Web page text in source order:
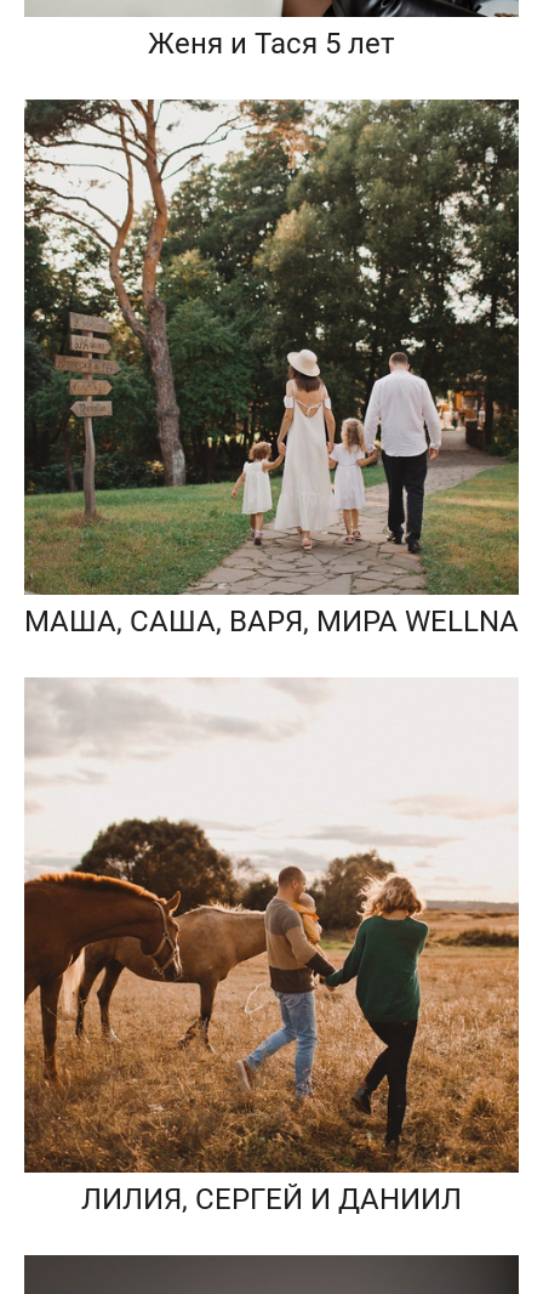
Женя и Тася 5 лет
МАША, САША, ВАРЯ, МИРА WELLNA
ЛИЛИЯ, СЕРГЕЙ И ДАНИИЛ